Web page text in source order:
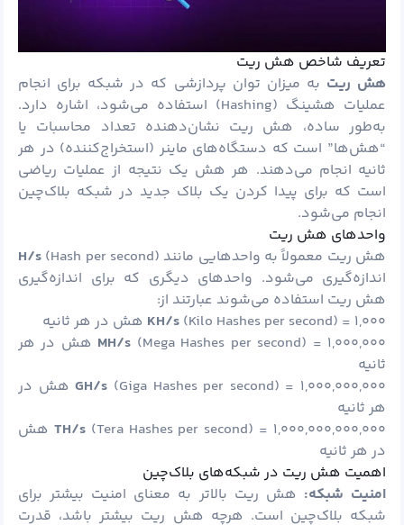
تعریف شاخص هش ریت
هش ریت به میزان توان پردازشی که در شبکه برای انجام
عملیات هشینگ (Hashing) استفاده می‌شود، اشاره دارد.
به‌طور ساده، هش ریت نشان‌دهنده تعداد محاسبات یا
“هش‌ها” است که دستگاه‌های ماینر (استخراج‌کننده) در هر
ثانیه انجام می‌دهند. هر هش یک نتیجه از عملیات ریاضی
است که برای پیدا کردن یک بلاک جدید در شبکه بلاک‌چین
انجام می‌شود.
واحدهای هش ریت
هش ریت معمولاً به واحدهایی مانند
H/s (Hash per second)
اندازه‌گیری می‌شود. واحدهای دیگری که برای اندازه‌گیری
هش ریت استفاده می‌شوند عبارتند از:
KH/s (Kilo Hashes per second) = ۱,۰۰۰ هش در هر ثانیه
MH/s (Mega Hashes per second) = ۱,۰۰۰,۰۰۰ هش در هر
ثانیه
GH/s(Giga Hashes per second) = ۱,۰۰۰,۰۰۰,۰۰۰ هش در
هر ثانیه
TH/s (Tera Hashes per second) = ۱,۰۰۰,۰۰۰,۰۰۰,۰۰۰ هش
در هر ثانیه
اهمیت هش ریت در شبکه‌های بلاک‌چین
امنیت شبکه: هش ریت بالاتر به معنای امنیت بیشتر برای
شبکه بلاک‌چین است. هرچه هش ریت بیشتر باشد، قدرت